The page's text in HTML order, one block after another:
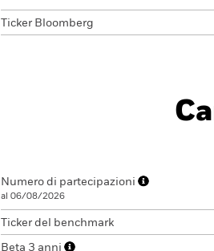
Ticker Bloomberg
Numero di partecipazioni
al 06/08/2026
Ticker del benchmark
Beta 3 anni